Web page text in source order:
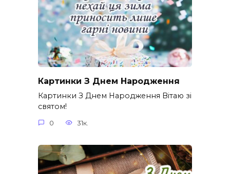
Картинки З Днем Народження
Картинки З Днем Народження Вітаю зі
святом!
0 31к.